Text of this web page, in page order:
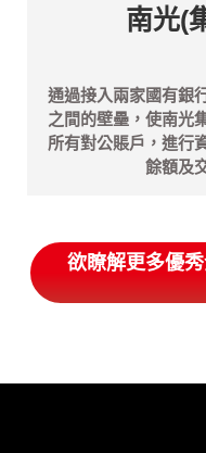
南光(
通過接入兩家國有銀
之間的壁壘，使南光
所有對公賬戶，進行
餘額及
欲瞭解更多優